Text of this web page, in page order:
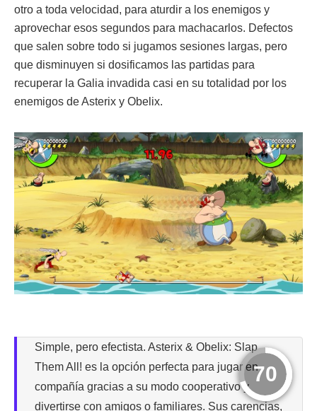
otro a toda velocidad, para aturdir a los enemigos y
aprovechar esos segundos para machacarlos. Defectos
que salen sobre todo si jugamos sesiones largas, pero
que disminuyen si dosificamos las partidas para
recuperar la Galia invadida casi en su totalidad por los
enemigos de Asterix y Obelix.
70
Simple, pero efectista. Asterix & Obelix: Slap
Them All! es la opción perfecta para jugar en
compañía gracias a su modo cooperativo y
divertirse con amigos o familiares. Sus carencias,